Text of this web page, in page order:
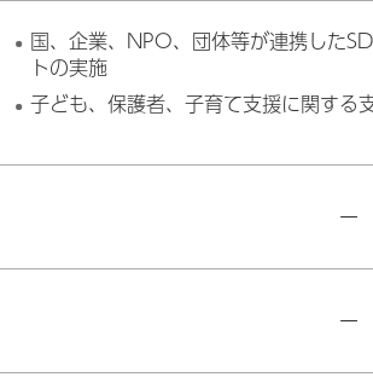
国、企業、NPO、団体等が連携した
トの実施
子ども、保護者、子育て支援に関する
ー
ー